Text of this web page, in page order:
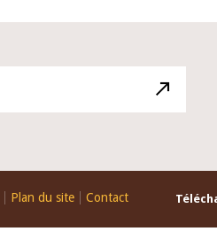
Plan du site Contact